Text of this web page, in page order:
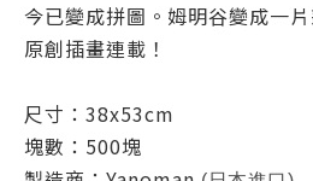
今已變成拼圖。姆明谷變成一
原創插畫連載！
尺寸：38x53cm
塊數：500塊